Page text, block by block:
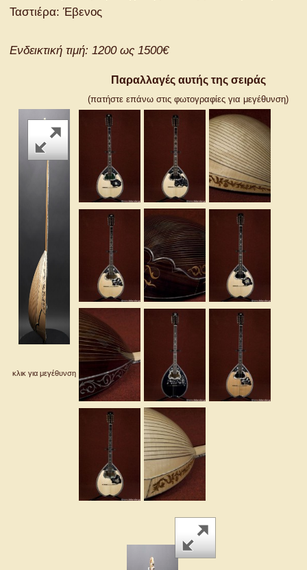
Ταστιέρα: Έβενος
Ενδεικτική τιμή: 1200 ως 1500€
Παραλλαγές αυτής της σειράς
(πατήστε επάνω στις φωτογραφίες για μεγέθυνση)
κλικ για μεγέθυνση